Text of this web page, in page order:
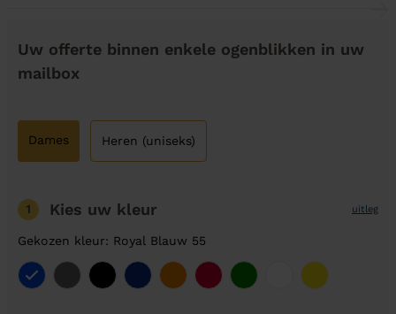
Uw offerte binnen enkele ogenblikken in uw
mailbox
Dames Heren (uniseks)
1 Kies uw kleur uitleg
Gekozen kleur: Royal Blauw 55